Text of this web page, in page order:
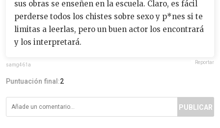
sus obras se enseñen en la escuela. Claro, es fácil
perderse todos los chistes sobre sexo y p*nes si te
limitas a leerlas, pero un buen actor los encontrará
y los interpretará.
samg461a Reportar
Puntuación final:2
PUBLICAR